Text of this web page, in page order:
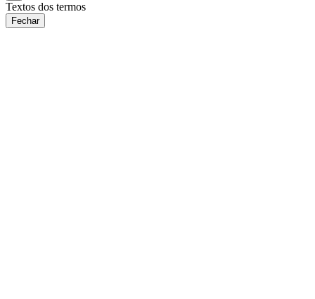
Textos dos termos
Fechar